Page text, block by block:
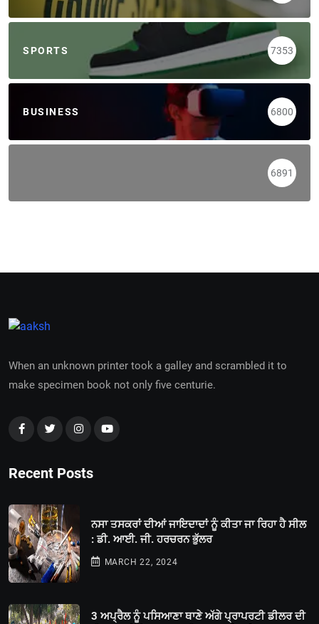
SPORTS 7353
BUSINESS 6800
6891
When an unknown printer took a galley and scrambled it to
make specimen book not only five centurie.
Recent Posts
ਨਸਾ ਤਸਕਰਾਂ ਦੀਆਂ ਜਾਇਦਾਦਾਂ ਨੂੰ ਕੀਤਾ ਜਾ ਰਿਹਾ ਹੈ ਸੀਲ
: ਡੀ. ਆਈ. ਜੀ. ਹਰਚਰਨ ਭੁੱਲਰ
MARCH 22, 2024
3 ਅਪ੍ਰੈਲ ਨੂੰ ਪਸਿਆਣਾ ਥਾਣੇ ਅੱਗੇ ਪ੍ਰਾਪਰਟੀ ਡੀਲਰ ਦੀ